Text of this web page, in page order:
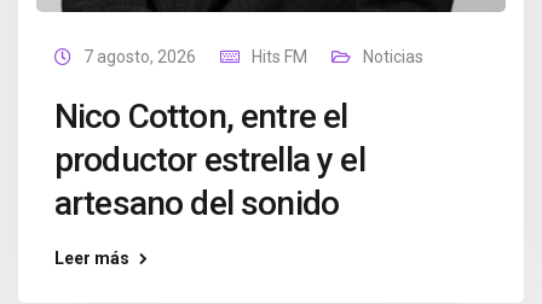
7 agosto, 2026 Hits FM Noticias
Nico Cotton, entre el
productor estrella y el
artesano del sonido
Leer más